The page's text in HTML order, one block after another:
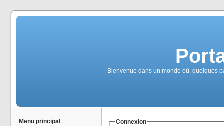
Bienvenue dans un monde où, quelques
Menu principal
Connexion